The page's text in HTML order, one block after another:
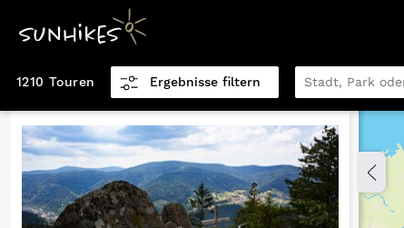
1210 Touren Ergebnisse filtern
Distanz km
151,9